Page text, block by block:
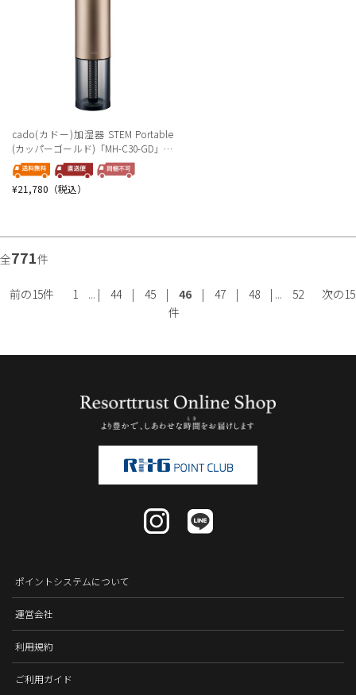
cado(カドー)加湿器 STEM Portable
(カッパーゴールド)「MH-C30-GD」＜
リゾートトラストセレクション＞
¥21,780（税込）
全771件
前の15件 1 ... | 44 | 45 | 46 | 47 | 48 | ... 52
次の15
件
ポイントシステムについて
運営会社
利用規約
ご利用ガイド